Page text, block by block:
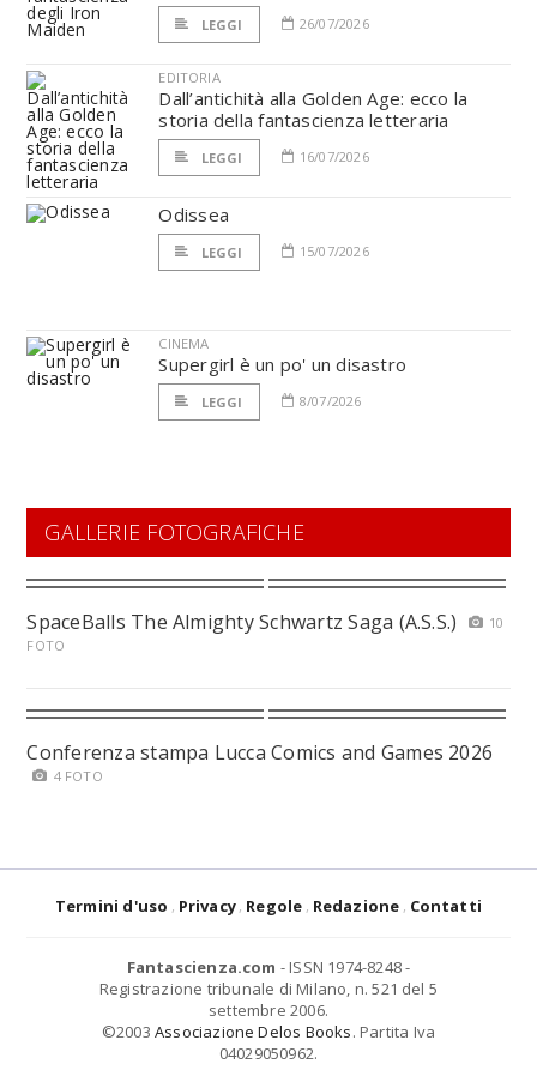
LEGGI 26/07/2026
EDITORIA
Dall’antichità alla Golden Age: ecco la
storia della fantascienza letteraria
LEGGI 16/07/2026
Odissea
LEGGI 15/07/2026
CINEMA
Supergirl è un po' un disastro
LEGGI 8/07/2026
GALLERIE FOTOGRAFICHE
SpaceBalls The Almighty Schwartz Saga (A.S.S.)
10
FOTO
Conferenza stampa Lucca Comics and Games 2026
4 FOTO
Termini d'uso Privacy Regole Redazione Contatti
Fantascienza.com - ISSN 1974-8248 -
Registrazione tribunale di Milano, n. 521 del 5
settembre 2006.
©2003 Associazione Delos Books. Partita Iva
04029050962.